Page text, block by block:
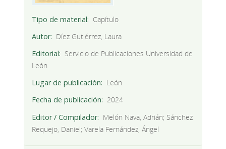
Tipo de material
Capítulo
Autor
Díez Gutiérrez, Laura
Editorial
Servicio de Publicaciones Universidad de
León
Lugar de publicación
León
Fecha de publicación
2024
Editor / Compilador
Melón Nava, Adrián; Sánchez
Requejo, Daniel; Varela Fernández, Ángel